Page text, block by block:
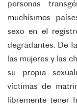
personas
muchísimos
sexo en el
degradantes. De
las mujeres y las
su propia
víctimas de
librementetener